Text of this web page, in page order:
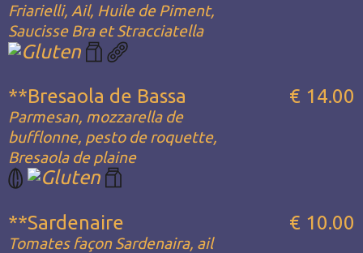
Friarielli, Ail, Huile de Piment,
Saucisse Bra et Stracciatella
**Bresaola de Bassa
Parmesan, mozzarella de
bufflonne, pesto de roquette,
Bresaola de plaine
€ 14.00
**Sardenaire
Tomates façon Sardenaira, ail
€ 10.00